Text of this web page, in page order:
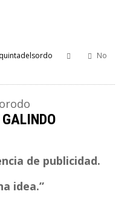
quintadelsordo
No
de publicidad.
idea.”